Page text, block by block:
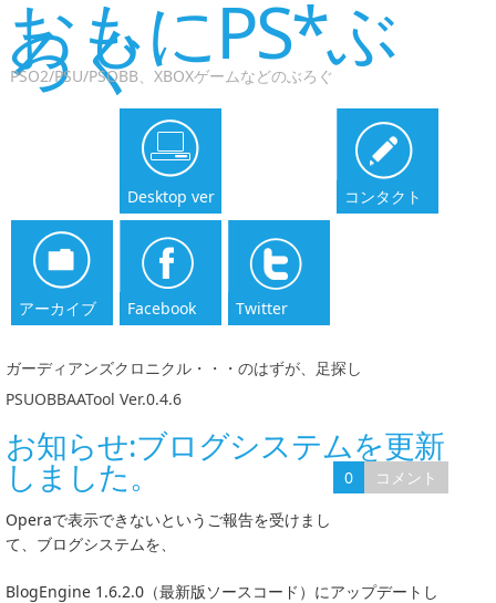
おもにPS*ぶ
ろぐ
PSO2/PSU/PSOBB、XBOXゲームなどのぶろぐ
Desktop ver コンタクト
アーカイブ Facebook Twitter
ガーディアンズクロニクル・・・のはずが、足探し
PSUOBBAATool Ver.0.4.6
お知らせ:ブログシステムを更新
しました。 0
コメント
Operaで表示できないというご報告を受けまし
て、ブログシステムを、
BlogEngine 1.6.2.0（最新版ソースコード）にアップデートし